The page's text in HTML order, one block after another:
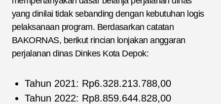
yang dinilai tidak sebanding dengan kebutuhan logis
pelaksanaan program. Berdasarkan catatan
BAKORNAS, berikut rincian lonjakan anggaran
perjalanan dinas Dinkes Kota Depok:
Tahun 2021: Rp6.328.213.788,00
Tahun 2022: Rp8.859.644.828,00